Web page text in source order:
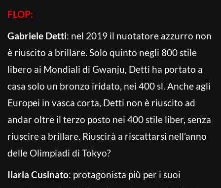
FLOP:
Gabriele Detti: nel 2019 il nuotatore azzurro non
è riuscito a brillare. Solo quinto negli 800 stile
libero ai Mondiali di Gwanju, Detti ha portato a
casa solo un bronzo iridato, nei 400 sl. Anche agli
Europei in vasca corta, Detti non è riuscito ad
andar oltre il terzo posto nei 400 stile liber, senza
riuscire a brillare. Riuscirà a riscattarsi nell’anno
delle Olimpiadi di Tokyo?
Ilaria Cusinato: protagonista più per i suoi